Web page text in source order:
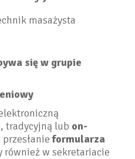
masażysta
się w grupie
tradycyjną lub on-
przesłanieformularza
również w sekretariacie